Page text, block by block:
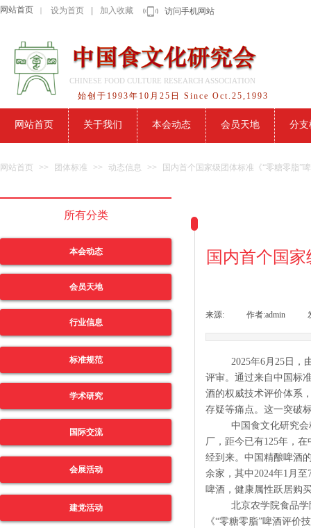
设为首页 加入收藏
网站首页 访问手机网站
始创于1993年10月25日 Since Oct.25,1993
CHINESE FOOD CULTURE RESEARCH ASSOCIATION
网站首页 关于我们 本会动态 会员天地 分支
网站首页 >> 团体标准 >> 动态信息 >> 国内首个国家级团体标准《“零糖零脂
所有分类
国内首个国
来源: 作者:admin
2025年6月 25 日，
评审。通过来自中国标
酒的权威技术评价体系
存疑等痛点。这一突破
中国食文化研究
厂，距今已有125年，在
经到来。中国精酿啤酒
余家，其中2024年1 月至
啤酒，健康属性跃居购
北京农学院食品
《“零糖零脂”啤酒评
本会动态
会员天地
行业信息
标准规范
学术研究
国际交流
会展活动
建党活动